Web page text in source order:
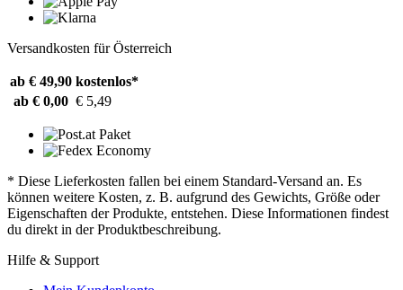
Versandkosten für Österreich
ab € 49,90 kostenlos*
ab € 0,00 € 5,49
* Diese Lieferkosten fallen bei einem Standard-Versand an. Es
können weitere Kosten, z. B. aufgrund des Gewichts, Größe oder
Eigenschaften der Produkte, entstehen. Diese Informationen findest
du direkt in der Produktbeschreibung.
Hilfe & Support